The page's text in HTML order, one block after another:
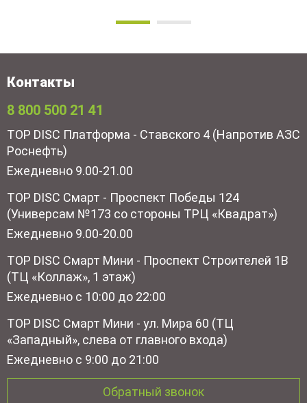
Контакты
8 800 500 21 41
TOP DISC Платформа - Ставского 4 (Напротив АЗС
Роснефть)
Ежедневно 9.00-21.00
TOP DISC Смарт - Проспект Победы 124
(Универсам №173 со стороны ТРЦ «Квадрат»)
Ежедневно 9.00-20.00
TOP DISC Смарт Мини - Проспект Строителей 1В
(ТЦ «Коллаж», 1 этаж)
Ежедневно с 10:00 до 22:00
TOP DISC Смарт Мини - ул. Мира 60 (ТЦ
«Западный», слева от главного входа)
Ежедневно с 9:00 до 21:00
Обратный звонок